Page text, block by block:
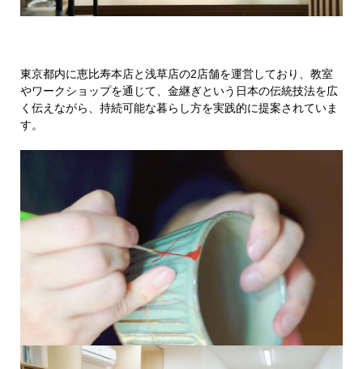
東京都内に恵比寿本店と浅草店の2店舗を運営しており、教室
やワークショップを通じて、金継ぎという日本の伝統技法を広
く伝えながら、持続可能な暮らし方を実践的に提案されていま
す。